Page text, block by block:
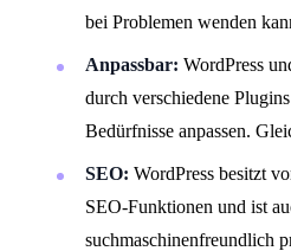
bei Problemen wenden
Anpassbar: WordPress
durch verschiedene
Bedürfnisse anpassen.
SEO: WordPress besitzt
SEO-Funktionen und ist
suchmaschinenfreundlich